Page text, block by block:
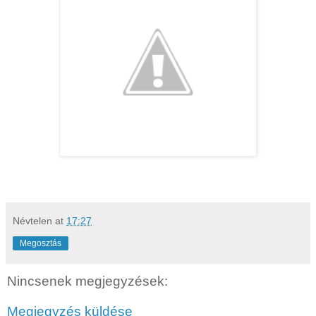
Névtelen at 17:27
Megosztás
Nincsenek megjegyzések:
Megjegyzés küldése